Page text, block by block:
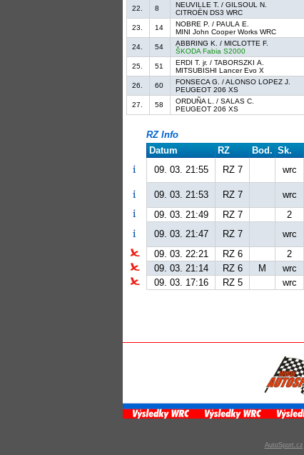
22.
8
NEUVILLE T. / GILSOUL N.
CITROËN DS3 WRC
23.
14
NOBRE P. / PAULA E.
MINI John Cooper Works WRC
24.
54
ABBRING K. / MICLOTTE F.
ŠKODA Fabia S2000
25.
51
ERDI T. jr. / TABORSZKI A.
MITSUBISHI Lancer Evo X
26.
60
FONSECA G. / ALONSO LOPEZ J.
PEUGEOT 206 XS
27.
58
ORDUÑA L. / SALAS C.
PEUGEOT 206 XS
RZ Info
Datum
RZ Bod. Sk.
09. 03. 21:55
RZ 7 wrc
09. 03. 21:53
RZ 7 wrc
09. 03. 21:49
RZ 7 2
09. 03. 21:47
RZ 7 wrc
09. 03. 22:21
RZ 6 2
09. 03. 21:14
RZ 6 M wrc
09. 03. 17:16
RZ 5 wrc
AutoSport.cz